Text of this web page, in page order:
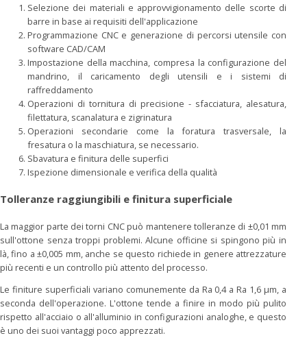
Selezione dei materiali e approvvigionamento delle scorte di
barre in base ai requisiti dell'applicazione
Programmazione CNC e generazione di percorsi utensile con
software CAD/CAM
Impostazione della macchina, compresa la configurazione del
mandrino, il caricamento degli utensili e i sistemi di
raffreddamento
Operazioni di tornitura di precisione - sfacciatura, alesatura,
filettatura, scanalatura e zigrinatura
Operazioni secondarie come la foratura trasversale, la
fresatura o la maschiatura, se necessario.
Sbavatura e finitura delle superfici
Ispezione dimensionale e verifica della qualità
Tolleranze raggiungibili e finitura superficiale
La maggior parte dei torni CNC può mantenere tolleranze di ±0,01 mm
sull'ottone senza troppi problemi. Alcune officine si spingono più in
là, fino a ±0,005 mm, anche se questo richiede in genere attrezzature
più recenti e un controllo più attento del processo.
Le finiture superficiali variano comunemente da Ra 0,4 a Ra 1,6 μm, a
seconda dell'operazione. L'ottone tende a finire in modo più pulito
rispetto all'acciaio o all'alluminio in configurazioni analoghe, e questo
è uno dei suoi vantaggi poco apprezzati.